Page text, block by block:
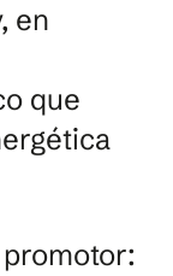
en
que